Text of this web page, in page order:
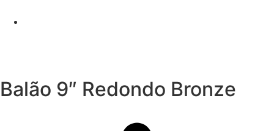
Balão 9″ Redondo Bronze